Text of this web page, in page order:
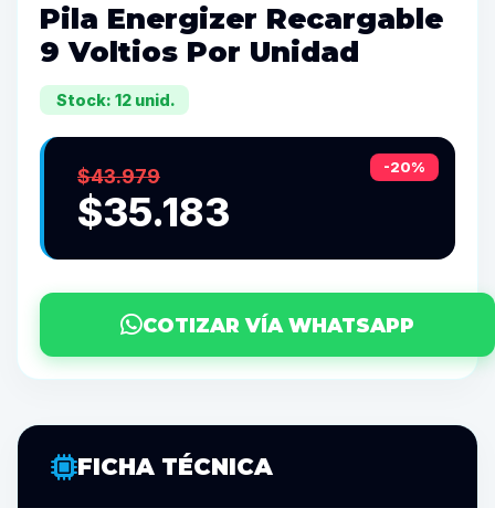
Pila Energizer Recargable
9 Voltios Por Unidad
Stock: 12 unid.
-20%
$43.979
$35.183
COTIZAR VÍA WHATSAPP
FICHA TÉCNICA